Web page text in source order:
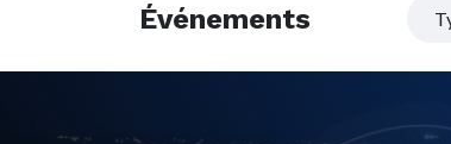
Événements